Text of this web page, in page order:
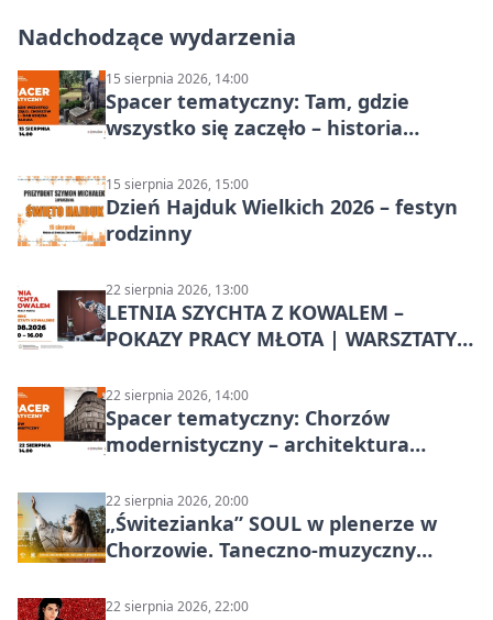
Nadchodzące wydarzenia
15 sierpnia 2026, 14:00
Spacer tematyczny: Tam, gdzie
wszystko się zaczęło – historia
15 sierpnia 2026, 15:00
Dzień Hajduk Wielkich 2026 – festyn
rodzinny
22 sierpnia 2026, 13:00
LETNIA SZYCHTA Z KOWALEM –
POKAZY PRACY MŁOTA | WARSZTATY
22 sierpnia 2026, 14:00
Spacer tematyczny: Chorzów
modernistyczny – architektura
22 sierpnia 2026, 20:00
„Świtezianka” SOUL w plenerze w
Chorzowie. Taneczno-muzyczny
22 sierpnia 2026, 22:00